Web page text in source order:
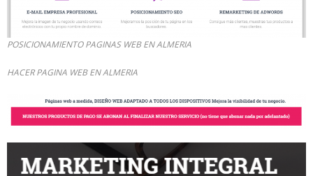
POSICIONAMIENTO PAGINAS WEB EN ALMERIA
HACER PAGINA WEB EN ALMERIA